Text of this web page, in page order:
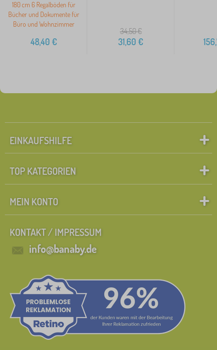
180 cm 6 Regalböden für
Bücher und Dokumente für
Büro und Wohnzimmer
48,40 €
34,50€
31,60 €
EINKAUFSHILFE
TOP KATEGORIEN
MEIN KONTO
KONTAKT / IMPRESSUM
info@banaby.de